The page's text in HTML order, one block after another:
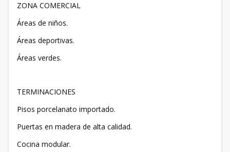
ZONA COMERCIAL
Áreas de niños.
Áreas deportivas.
Áreas verdes.
TERMINACIONES
Pisos porcelanato importado.
Puertas en madera de alta calidad.
Cocina modular.